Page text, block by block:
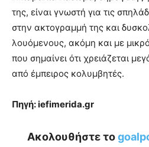
της, είναι γνωστή για τις
στην ακτογραμμή της και
λουόμενους, ακόμη και με
που σημαίνει ότι χρειάζεται
από έμπειρος κολυμβητές.
Πηγή: iefimerida.gr
Ακολουθήστε το